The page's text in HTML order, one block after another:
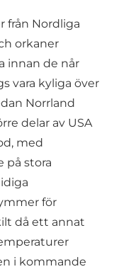
från Nordliga
orkaner
innan de når
vara kyliga över
Norrland
delar av USA
med
på stora
för
då ett annat
i kommande